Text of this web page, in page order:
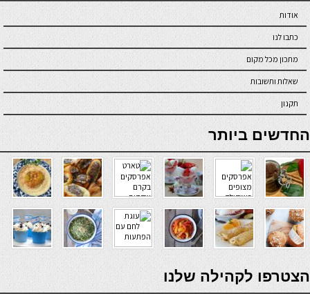
אודות
כתבו לנו
מתכון מכל מקום
שאלות ותשובות
תקנון
online casino
החדשים ביותר
verde casino
הצטרפו לקהילה שלנו